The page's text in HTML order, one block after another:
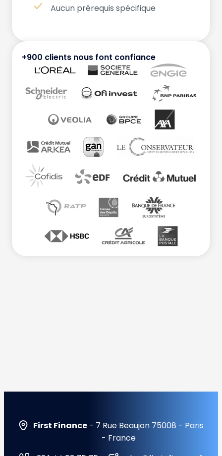
Aucun prérequis spécifique
+900 clients nous font confiance
First Finance - 7 Rue Beaujon 75008 - Paris
- France